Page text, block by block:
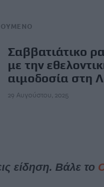
Σαββατιάτικο
με την
αιμοδοσία στη
29 Αυγούστου, 2025
είδηση. Βάλε το